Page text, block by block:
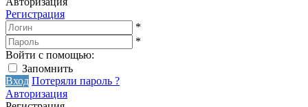
Регистрация
*
*
Войти с помощью:
Запомнить
Вход Потеряли пароль ?
Авторизация